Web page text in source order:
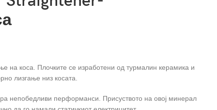
на коса. Плочките се изработени од турмалин керамика и
лизгање низ косата.
непобедливи перформанси. Присуството на овој минерал